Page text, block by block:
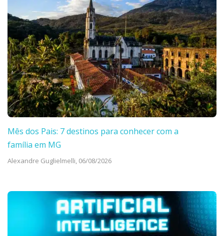
Mês dos Pais: 7 destinos para conhecer com a
família em MG
Alexandre Guglielmelli, 06/08/2026